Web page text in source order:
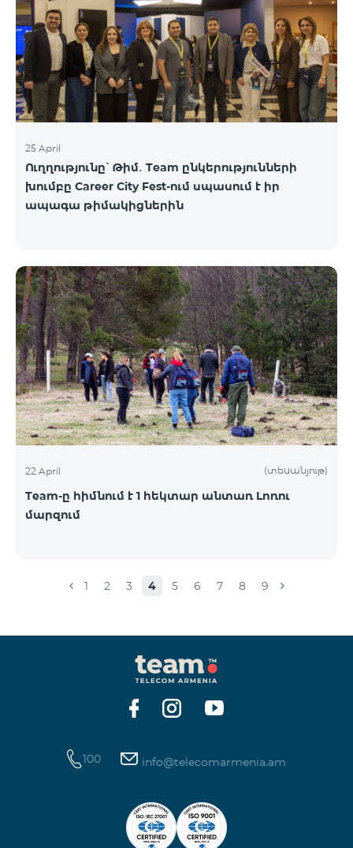
25 April
Ուղղությունը՝ Թիմ․ Team ընկերությունների
խումբը Career City Fest-ում սպասում է իր
ապագա թիմակիցներին
22 April (տեսանյութ)
Team-ը հիմնում է 1 հեկտար անտառ Լոռու
մարզում
1 2 3 4 5 6 7 8 9
100 info@telecomarmenia.am